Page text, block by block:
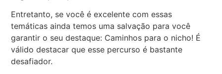
Entretanto, se você é excelente com essas
temáticas ainda temos uma salvação para você
garantir o seu destaque: Caminhos para o nicho! É
válido destacar que esse percurso é bastante
desafiador.